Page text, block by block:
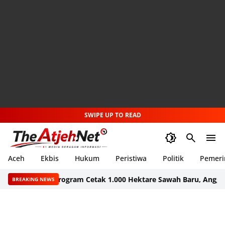
SWIPE UP TO READ
Aceh Ekbis Hukum Peristiwa Politik
BREAKING NEWS
Dapat Program Cetak 1.000 Hektare Sawah Baru, Anggarannya